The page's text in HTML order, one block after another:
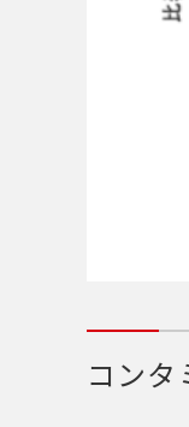
コンタ